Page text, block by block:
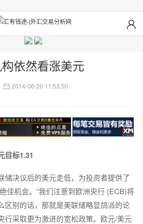
依然看涨美元
2014-06-20 11:53:50
目标1.31
储决议后的美元走低，为投资者提供了
佳机会。“我们注意到欧洲央行 (ECB)将
区别的话，那就是美联储略显鸽派的论
行采取更为激进的宽松政策。欧元/美元